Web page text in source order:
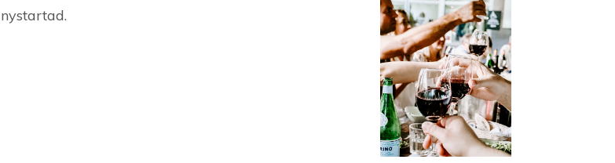
nystartad.